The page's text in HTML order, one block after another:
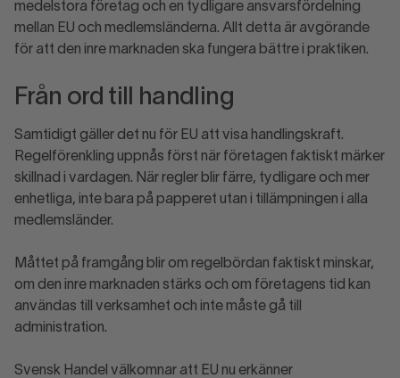
medelstora företag och en tydligare ansvarsfördelning
mellan EU och medlemsländerna. Allt detta är avgörande
för att den inre marknaden ska fungera bättre i praktiken.
Från ord till handling
Samtidigt gäller det nu för EU att visa handlingskraft.
Regelförenkling uppnås först när företagen faktiskt märker
skillnad i vardagen. När regler blir färre, tydligare och mer
enhetliga, inte bara på papperet utan i tillämpningen i alla
medlemsländer.
Måttet på framgång blir om regelbördan faktiskt minskar,
om den inre marknaden stärks och om företagens tid kan
användas till verksamhet och inte måste gå till
administration.
Svensk Handel välkomnar att EU nu erkänner